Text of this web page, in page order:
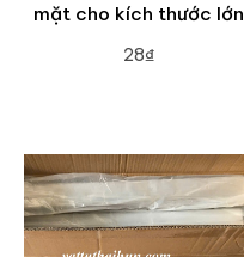
mặt cho kích thước lớn
28₫